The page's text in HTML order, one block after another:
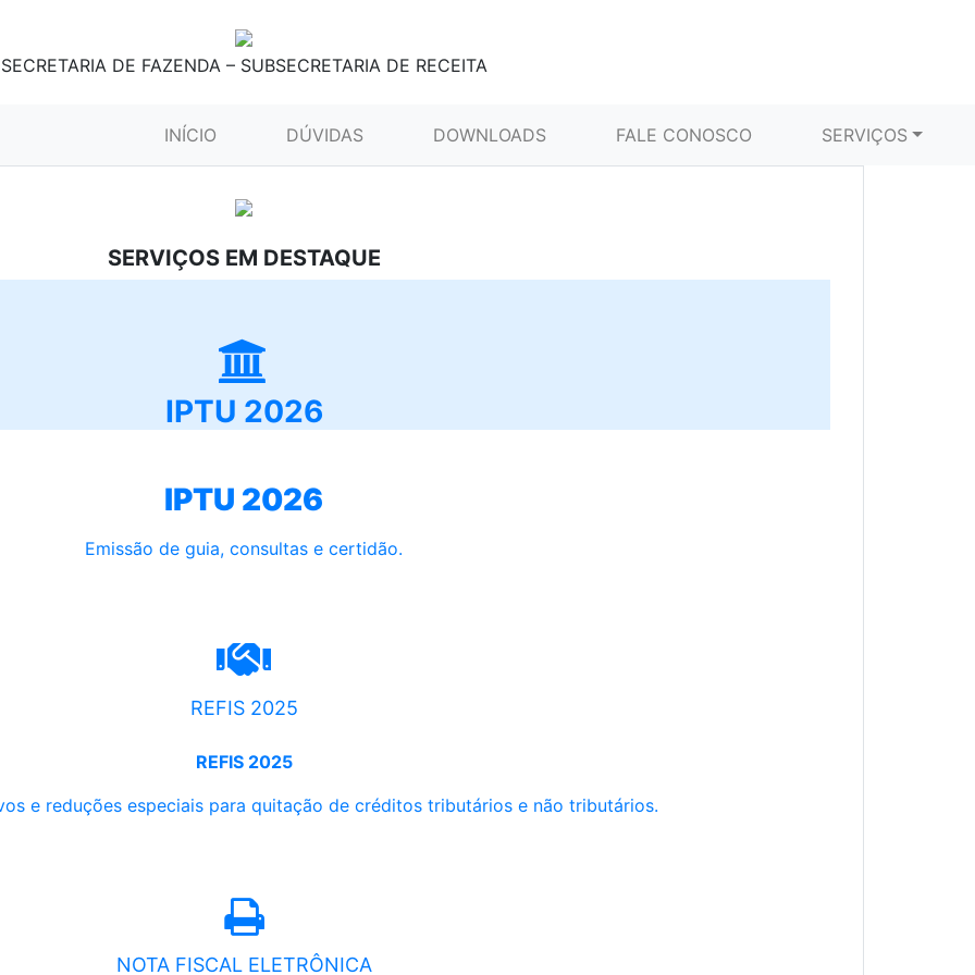
SECRETARIA DE FAZENDA – SUBSECRETARIA DE RECEITA
INÍCIO (CURRENT)DÚVIDAS DOWNLOADS FALE CONOSCO SERVIÇOS
SERVIÇOS EM DESTAQUE
IPTU 2026
IPTU 2026
Emissão de guia, consultas e certidão.
REFIS 2025
REFIS 2025
e reduções especiais para quitação de créditos tributários e não tributários.
NOTA FISCAL ELETRÔNICA